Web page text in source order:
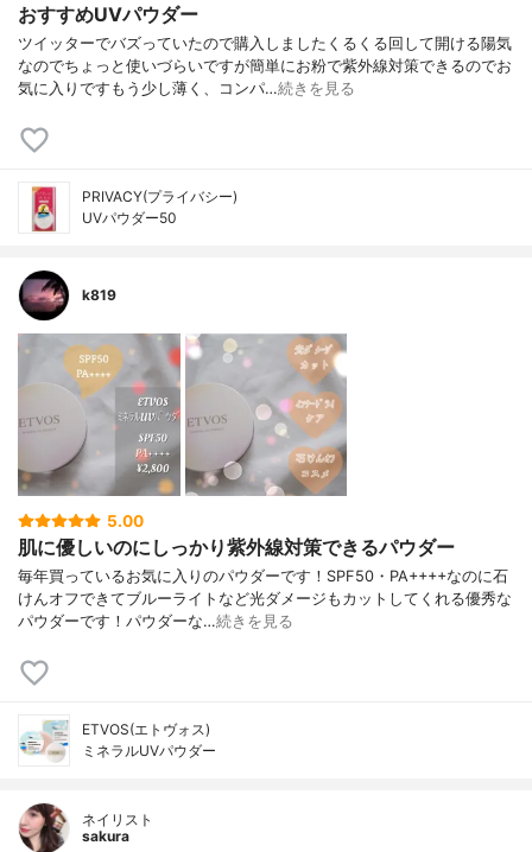
おすすめUVパウダー
ツイッターでバズっていたので購入しましたくるくる回して開ける陽気
なのでちょっと使いづらいですが簡単にお粉で紫外線対策できるのでお
気に入りですもう少し薄く、コンパ…続きを見る
PRIVACY(プライバシー)
UVパウダー50
k819
5.00
肌に優しいのにしっかり紫外線対策できるパウダー
毎年買っているお気に入りのパウダーです！SPF50・PA++++なのに石
けんオフできてブルーライトなど光ダメージもカットしてくれる優秀な
パウダーです！パウダーな…続きを見る
ETVOS(エトヴォス)
ミネラルUVパウダー
ネイリスト
sakura